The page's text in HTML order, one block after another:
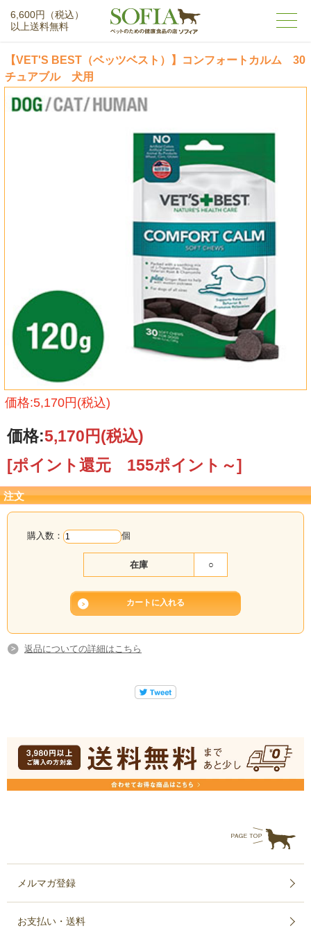
6,600円（税込）
以上送料無料
【VET'S BEST（ベッツベスト）】コンフォートカルム 30
チュアブル 犬用
価格:5,170円(税込)
価格:5,170円(税込)
[ポイント還元 155ポイント～]
注文
購入数： 個
在庫 ○
返品についての詳細はこちら
メルマガ登録
お支払い・送料